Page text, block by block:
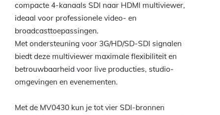
compacte 4-kanaals SDI naar HDMI multiviewer,
ideaal voor professionele video- en
broadcasttoepassingen.
Met ondersteuning voor 3G/HD/SD-SDI signalen
biedt deze multiviewer maximale flexibiliteit en
betrouwbaarheid voor live producties, studio-
omgevingen en evenementen.
Met de MV0430 kun je tot vier SDI-bronnen